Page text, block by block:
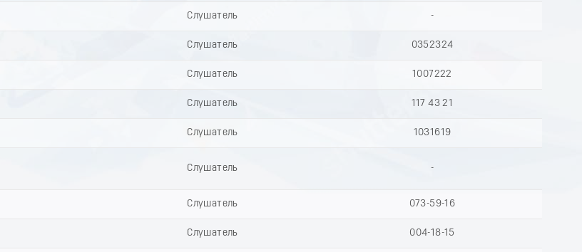
Слушатель -
Слушатель 0352324
Слушатель 1007222
Слушатель 117 43 21
Слушатель 1031619
Слушатель -
Слушатель 073-59-16
Слушатель 004-18-15